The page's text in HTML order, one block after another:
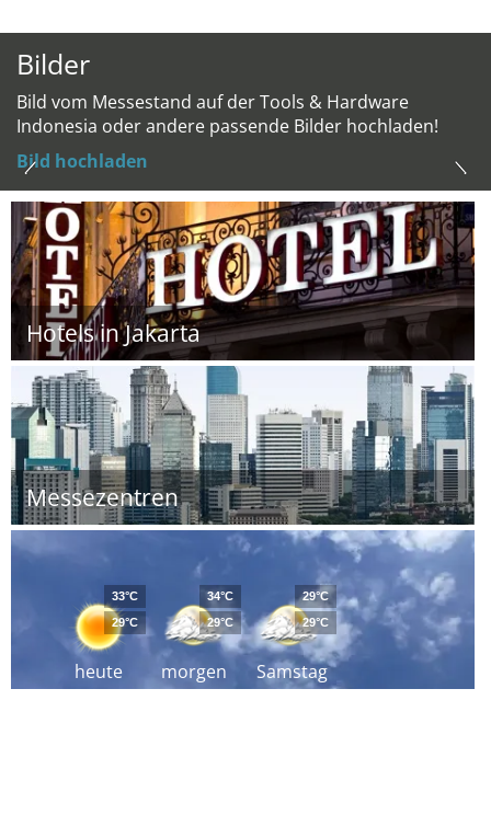
Bilder
Bild vom Messestand auf der Tools & Hardware
Indonesia oder andere passende Bilder hochladen!
Bild hochladen
Hotels in Jakarta
Messezentren
heute
33°C
29°C
morgen
34°C
29°C
Samstag
29°C
29°C